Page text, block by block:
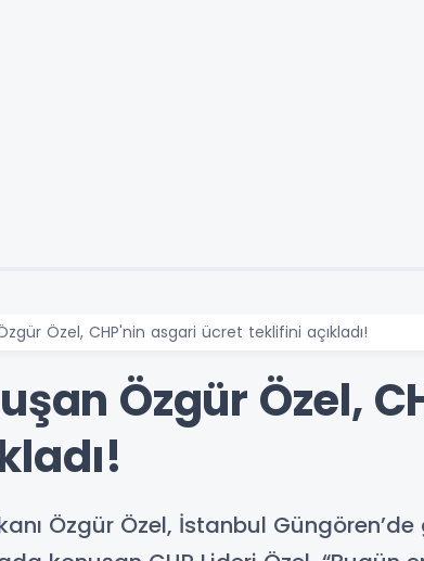
Özel, CHP'nin asgari ücret teklifini açıkladı!
Özgür Özel,
Özgür Özel, İstanbul